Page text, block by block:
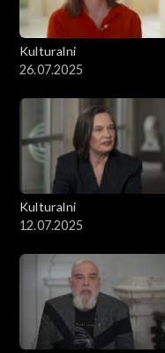
Kulturalni
26.07.2025
Kulturalni
12.07.2025